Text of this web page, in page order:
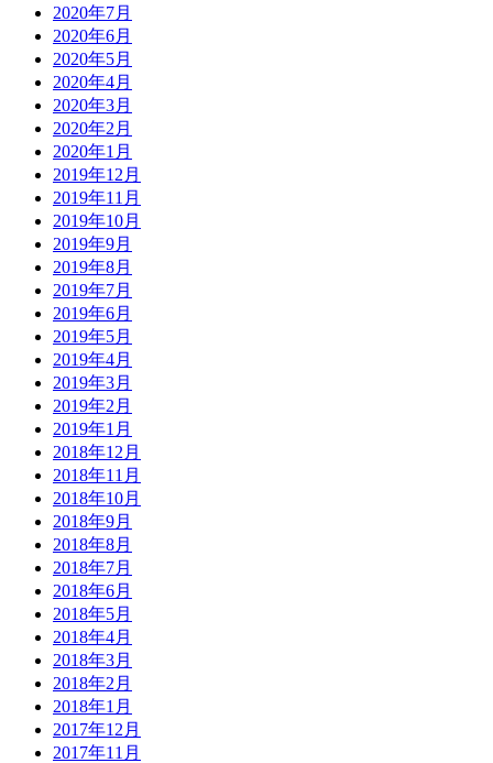
2020年7月
2020年6月
2020年5月
2020年4月
2020年3月
2020年2月
2020年1月
2019年12月
2019年11月
2019年10月
2019年9月
2019年8月
2019年7月
2019年6月
2019年5月
2019年4月
2019年3月
2019年2月
2019年1月
2018年12月
2018年11月
2018年10月
2018年9月
2018年8月
2018年7月
2018年6月
2018年5月
2018年4月
2018年3月
2018年2月
2018年1月
2017年12月
2017年11月